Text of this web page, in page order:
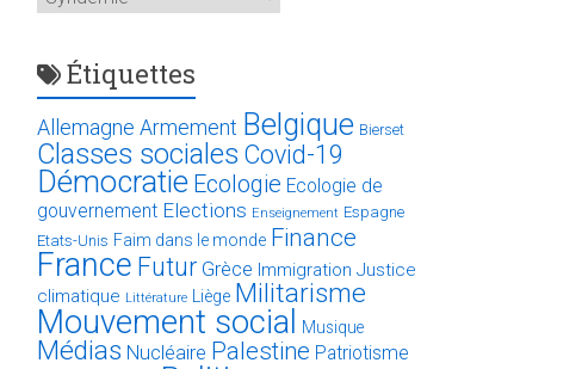
Étiquettes
Allemagne Armement Belgique Bierset
Classes sociales Covid-19
Démocratie Ecologie Ecologie de
gouvernement Elections Enseignement Espagne
Etats-Unis Faim dans le monde Finance
France Futur Grèce Immigration Justice
climatique Littérature Liège Militarisme
Mouvement social Musique
Médias Nucléaire Palestine Patriotisme